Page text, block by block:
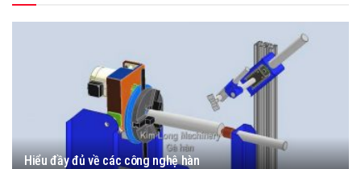
Hiểu đầy đủ về các công nghệ hàn